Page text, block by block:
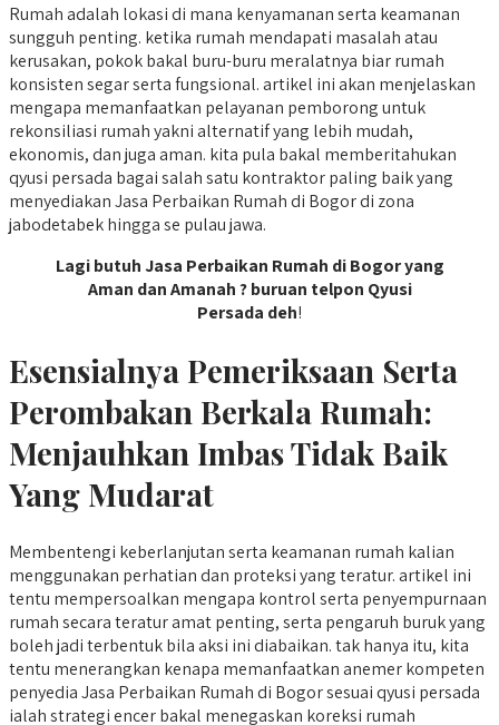
Rumah adalah lokasi di mana kenyamanan serta keamanan
sungguh penting. ketika rumah mendapati masalah atau
kerusakan, pokok bakal buru-buru meralatnya biar rumah
konsisten segar serta fungsional. artikel ini akan menjelaskan
mengapa memanfaatkan pelayanan pemborong untuk
rekonsiliasi rumah yakni alternatif yang lebih mudah,
ekonomis, dan juga aman. kita pula bakal memberitahukan
qyusi persada bagai salah satu kontraktor paling baik yang
menyediakan Jasa Perbaikan Rumah di Bogor di zona
jabodetabek hingga se pulau jawa.
Lagi butuh Jasa Perbaikan Rumah di Bogor yang
Aman dan Amanah ? buruan telpon Qyusi
Persada deh!
Esensialnya Pemeriksaan Serta
Perombakan Berkala Rumah:
Menjauhkan Imbas Tidak Baik
Yang Mudarat
Membentengi keberlanjutan serta keamanan rumah kalian
menggunakan perhatian dan proteksi yang teratur. artikel ini
tentu mempersoalkan mengapa kontrol serta penyempurnaan
rumah secara teratur amat penting, serta pengaruh buruk yang
boleh jadi terbentuk bila aksi ini diabaikan. tak hanya itu, kita
tentu menerangkan kenapa memanfaatkan anemer kompeten
penyedia Jasa Perbaikan Rumah di Bogor sesuai qyusi persada
ialah strategi encer bakal menegaskan koreksi rumah